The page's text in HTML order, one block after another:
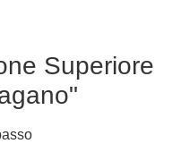
Superiore